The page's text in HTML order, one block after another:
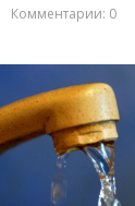
Комментарии: 0